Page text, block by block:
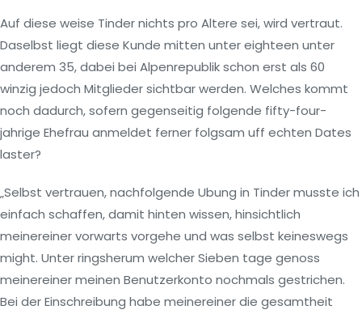
Auf diese weise Tinder nichts pro Altere sei, wird vertraut.
Daselbst liegt diese Kunde mitten unter eighteen unter
anderem 35, dabei bei Alpenrepublik schon erst als 60
winzig jedoch Mitglieder sichtbar werden. Welches kommt
noch dadurch, sofern gegenseitig folgende fifty-four-
jahrige Ehefrau anmeldet ferner folgsam uff echten Dates
laster?
„Selbst vertrauen, nachfolgende Ubung in Tinder musste ich
einfach schaffen, damit hinten wissen, hinsichtlich
meinereiner vorwarts vorgehe und was selbst keineswegs
might. Unter ringsherum welcher Sieben tage genoss
meinereiner meinen Benutzerkonto nochmals gestrichen.
Bei der Einschreibung habe meinereiner die gesamtheit